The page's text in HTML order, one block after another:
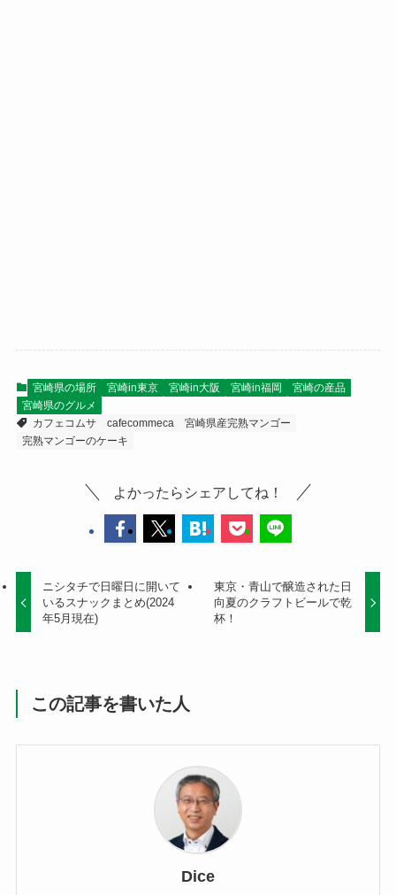
宮崎県の場所 宮崎in東京 宮崎in大阪 宮崎in福岡
宮崎の産品
宮崎県のグルメ
カフェコムサ
cafecommeca
宮崎県産完熟マンゴー
完熟マンゴーのケーキ
よかったらシェアしてね！
ニシタチで日曜日に開いて
いるスナックまとめ(2024
年5月現在)
東京・青山で醸造された日
向夏のクラフトビールで乾
杯！
この記事を書いた人
Dice